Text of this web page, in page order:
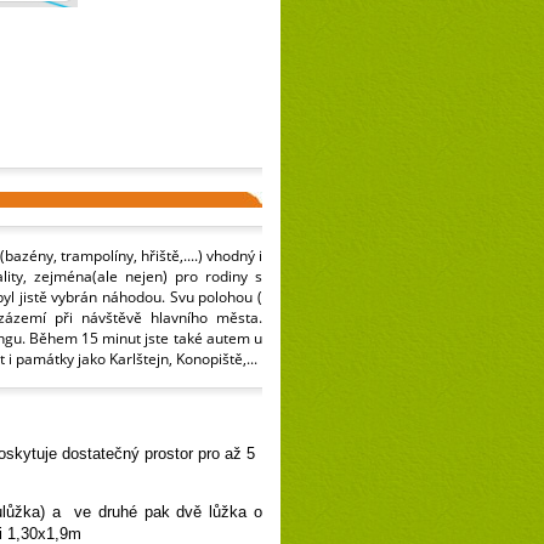
trampolíny, hřiště,....) vhodný i
zejména(ale nejen) pro rodiny s
jistě vybrán náhodou. Svu polohou (
při návštěvě hlavního města.
Během 15 minut jste také autem u
památky jako Karlštejn, Konopiště,...
dostatečný prostor pro až 5
a ve druhé pak dvě lůžka o